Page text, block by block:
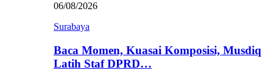
06/08/2026
Surabaya
Baca Momen, Kuasai Komposisi, Musdiq
Latih Staf DPRD…